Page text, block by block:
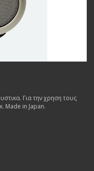
Για την χρηση τους
Made in Japan.